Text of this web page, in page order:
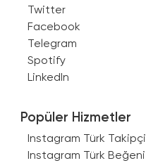
Twitter
Facebook
Telegram
Spotify
LinkedIn
Popüler Hizmetler
Instagram Türk Takipçi
Instagram Türk Beğeni